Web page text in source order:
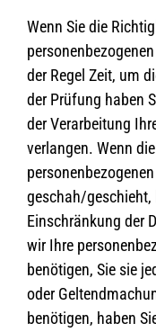
Wenn Sie die
der Regel Zeit, um
der Prüfung haben
der Verarbeitung
verlangen. Wenn
geschah/geschieht,
Einschränkung der
wir Ihre
benötigen, Sie sie
oder
benötigen, haben